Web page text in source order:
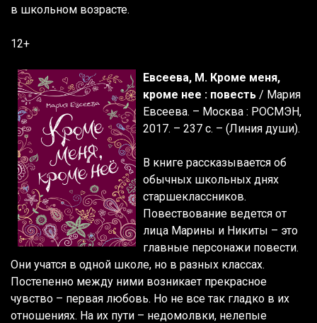
в школьном возрасте.
12+
Евсеева, М. Кроме меня,
кроме нее : повесть / Мария
Евсеева. – Москва : РОСМЭН,
2017. – 237 с. – (Линия души).
В книге рассказывается об
обычных школьных днях
старшеклассников.
Повествование ведется от
лица Марины и Никиты – это
главные персонажи повести.
Они учатся в одной школе, но в разных классах.
Постепенно между ними возникает прекрасное
чувство – первая любовь. Но не все так гладко в их
отношениях. На их пути – недомолвки, нелепые